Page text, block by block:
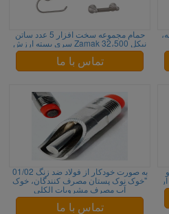
حمام مجموعه سخت افزار 5 عدد ساتن
نیکل Zamak 32،500 سری بسته ارزش
تماس با ما
به صورت خودکار از فولاد ضد زنگ 01/02
"خوک نوک پستان مصرف کنندگان، خوک
آب مصرف مشروبات الکلی
تماس با ما